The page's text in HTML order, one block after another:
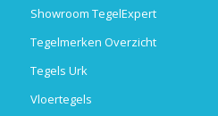
Showroom TegelExpert
Tegelmerken Overzicht
Tegels Urk
Vloertegels